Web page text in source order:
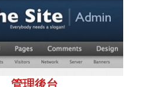
管理後台